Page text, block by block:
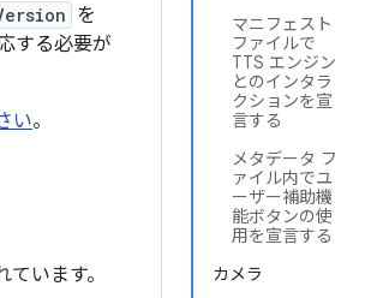
マニフェスト
ファイルで
TTS エンジン
とのインタラ
クションを宣
言する
メタデータ フ
ァイル内でユ
ーザー補助機
能ボタンの使
用を宣言する
カメラ
を
する必要が
い。
います。